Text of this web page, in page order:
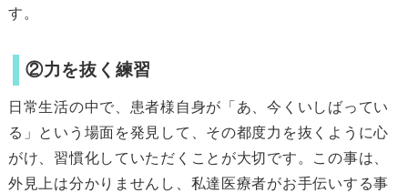
す。
②力を抜く練習
日常生活の中で、患者様自身が「あ、今くいしばってい
る」という場面を発見して、その都度力を抜くように心
がけ、習慣化していただくことが大切です。この事は、
外見上は分かりませんし、私達医療者がお手伝いする事